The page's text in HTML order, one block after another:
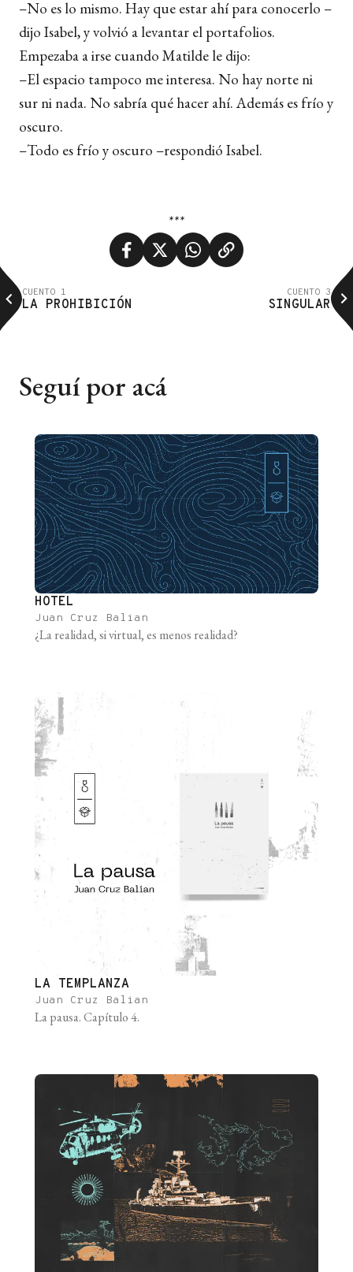
–No es lo mismo. Hay que estar ahí para conocerlo –
dijo Isabel, y volvió a levantar el portafolios.
Empezaba a irse cuando Matilde le dijo:
–El espacio tampoco me interesa. No hay norte ni
sur ni nada. No sabría qué hacer ahí. Además es frío y
oscuro.
–Todo es frío y oscuro –respondió Isabel.
***
CUENTO 1
LA PROHIBICIÓN
CUENTO 3
SINGULAR
Seguí por acá
HOTEL
Juan Cruz Balian
¿La realidad, si virtual, es menos realidad?
LA TEMPLANZA
Juan Cruz Balian
La pausa. Capítulo 4.